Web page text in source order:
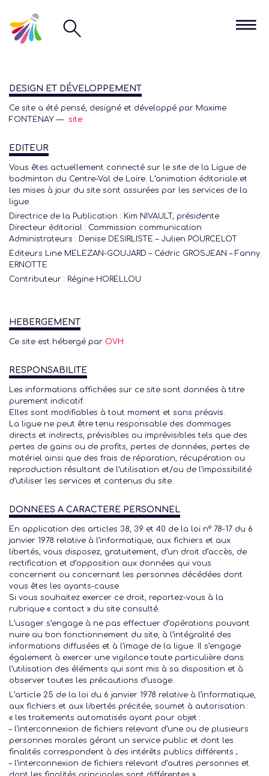
DESIGN ET DÉVELOPPEMENT
Ce site a été pensé, designé et développé par Maxime
FONTENAY — site
EDITEUR
Vous êtes actuellement connecté sur le site de la Ligue de
badminton du Centre-Val de Loire. L’animation éditoriale et
les mises à jour du site sont assurées par les services de la
ligue.
Directrice de la Publication : Kim NIVAULT, présidente
Directeur éditorial : Commission communication
Administrateurs : Denise DESIRLISTE – Julien POURCELOT
Editeurs Line MELEZAN-GOUJARD – Cédric GROSJEAN – Fanny
ERNOTTE
Contributeur : Régine HORELLOU
HEBERGEMENT
Ce site est hébergé par OVH
RESPONSABILITE
Les informations affichées sur ce site sont données à titre
purement indicatif.
Elles sont modifiables à tout moment et sans préavis.
La ligue ne peut être tenu responsable des dommages
directs et indirects, prévisibles ou imprévisibles tels que des
pertes de gains ou de profits, pertes de données, pertes de
matériel ainsi que des frais de réparation, récupération ou
reproduction résultant de l’utilisation et/ou de l’impossibilité
d’utiliser les services et contenus du site.
DONNEES A CARACTERE PERSONNEL
En application des articles 38, 39 et 40 de la loi n° 78-17 du 6
janvier 1978 relative à l’informatique, aux fichiers et aux
libertés, vous disposez, gratuitement, d’un droit d’accès, de
rectification et d’opposition aux données qui vous
concernent ou concernant les personnes décédées dont
vous êtes les ayants-cause.
Si vous souhaitez exercer ce droit, reportez-vous à la
rubrique « contact » du site consulté.
L’usager s’engage à ne pas effectuer d’opérations pouvant
nuire au bon fonctionnement du site, à l’intégralité des
informations diffusées et à l’image de la ligue. Il s’engage
également à exercer une vigilance toute particulière dans
l’utilisation des éléments qui sont mis à sa disposition et à
observer toutes les précautions d’usage.
L’article 25 de la loi du 6 janvier 1978 relative à l’informatique,
aux fichiers et aux libertés précitée, soumet à autorisation :
« les traitements automatisés ayant pour objet :
– l’interconnexion de fichiers relevant d’une ou de plusieurs
personnes morales gérant un service public et dont les
finalités correspondent à des intérêts publics différents ;
– l’interconnexion de fichiers relevant d’autres personnes et